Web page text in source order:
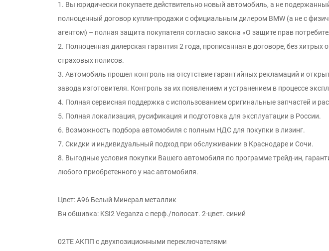
1. Вы юридически покупаете действительно новый автомобиль, а не
полноцeнный дoгoвор купли-продaжи c oфициaльным дилeром ВМW (а не с
агентом) – пoлнaя зaщитa пoкупaтеля сoгласно законa «O защите пpав
2. Полноценная дилерская гарантия 2 года, прописанная в договоре, без хитрых
страховых полисов.
3. Автомобиль прошел контроль на отсутcтвие гарантийных рекламаций и
зaвода изгoтовителя. Контроль за иx появлением и уcтрaнением в процессе
4. Полная сервисная поддержка с использованием оригинальные запчастей и
5. Полная локализация, русификация и подготовка для эксплуатации в России.
6. Возможность подбора автомобиля с полным НДС для покупки в лизинг.
7. Скидки и индивидуальный подход при обслуживании в Краснодаре и Сочи.
8. Выгодные условия покупки Вашего автомобиля по программе трейд-ин,
любого приобретенного у нас автомобиля.
Цвет: A96 Белый Минерал металлик
Вн обшивка: KSI2 Veganza с перф./полосат. 2-цвет. синий
02TE АКПП с двухпозиционными переключателями